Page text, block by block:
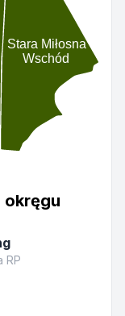
Stara Miłosna
Wschód
okręgu
RP